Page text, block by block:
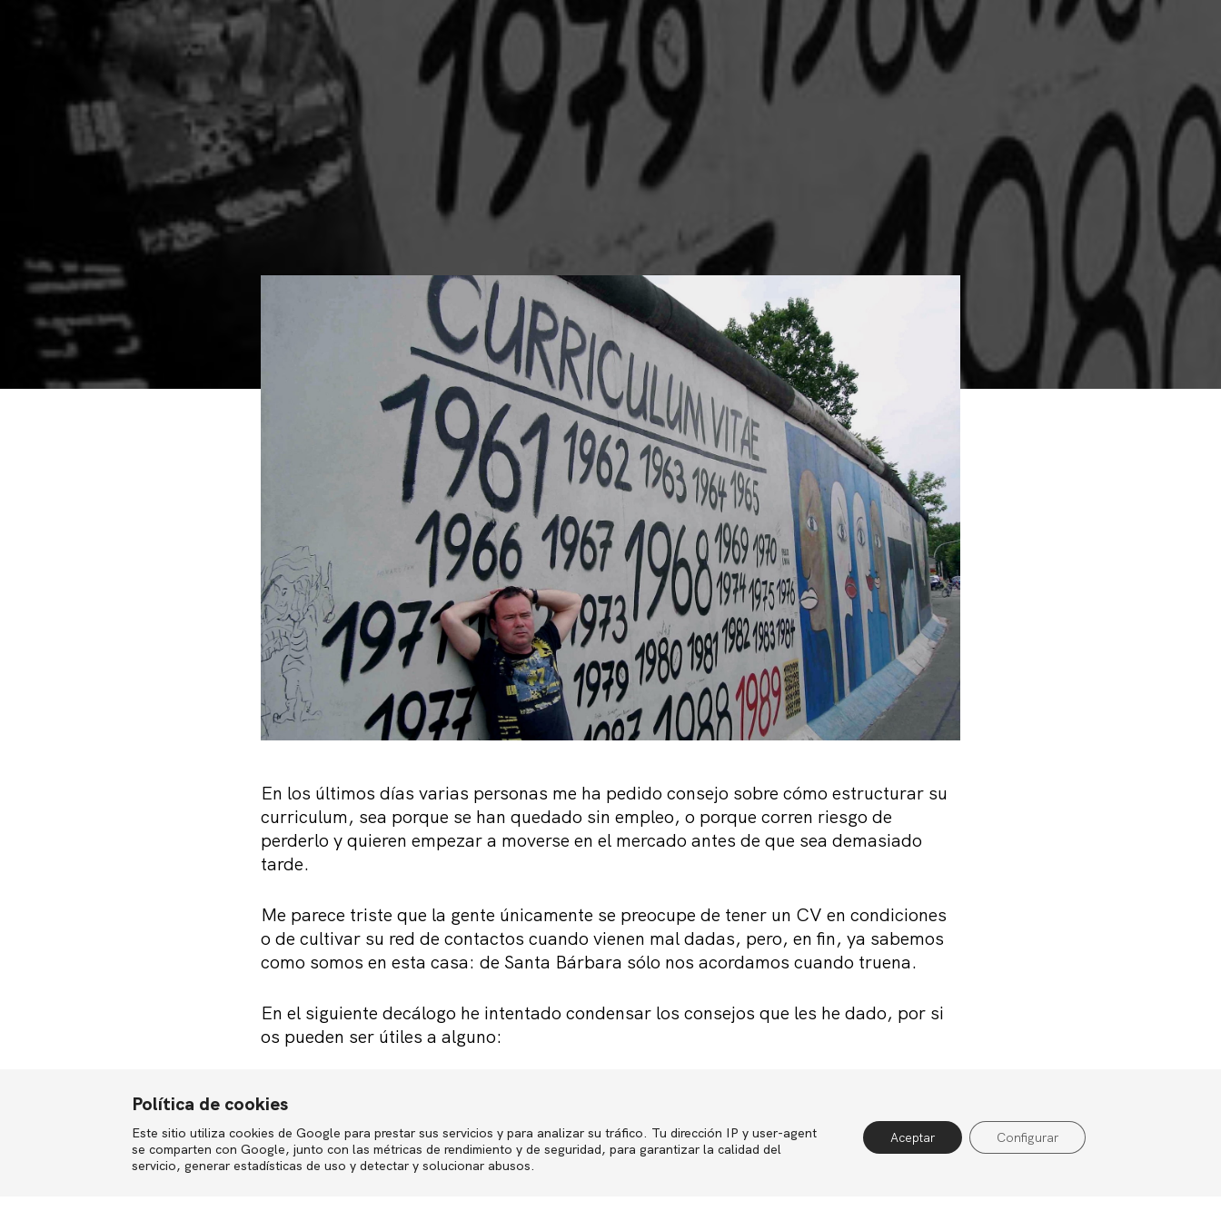
English Política de privacidad Política de cookies Aviso legal
En los últimos días varias personas me ha pedido consejo sobre cómo estructurar su
curriculum, sea porque se han quedado sin empleo, o porque corren riesgo de
perderlo y quieren empezar a moverse en el mercado antes de que sea demasiado
tarde.
Me parece triste que la gente únicamente se preocupe de tener un CV en condiciones
o de cultivar su red de contactos cuando vienen mal dadas, pero, en fin, ya sabemos
como somos en esta casa: de Santa Bárbara sólo nos acordamos cuando truena.
En el siguiente decálogo he intentado condensar los consejos que les he dado, por si
os pueden ser útiles a alguno:
Brevedad: no más de dos páginas.
Si eres un profesional con mucha experiencia incluye al principio un breve resumen.
Política de cookies
Este sitio utiliza cookies de Google para prestar sus servicios y para analizar su tráfico. Tu dirección IP y user-agent
se comparten con Google, junto con las métricas de rendimiento y de seguridad, para garantizar la calidad del
servicio, generar estadísticas de uso y detectar y solucionar abusos.
Aceptar Configurar